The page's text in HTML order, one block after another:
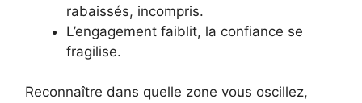
rabaissés, incompris.
L’engagement faiblit, la confiance se
fragilise.
Reconnaître dans quelle zone vous oscillez,